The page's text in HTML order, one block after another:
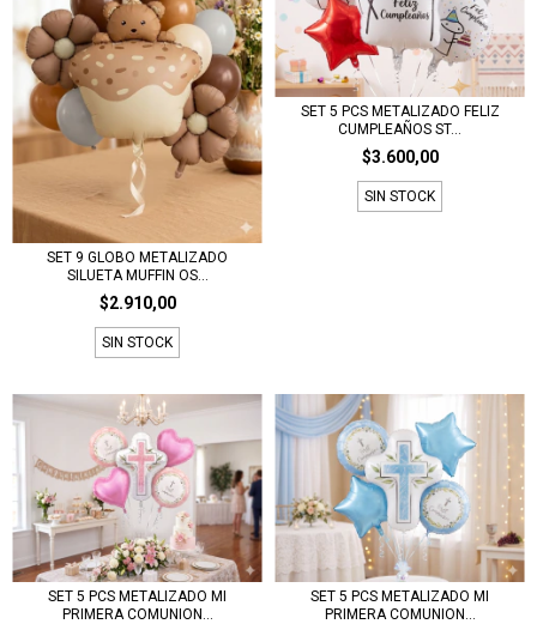
SET 9 GLOBO METALIZADO
SILUETA MUFFIN OS...
$2.910,00
SIN STOCK
SET 5 PCS METALIZADO FELIZ
CUMPLEAÑOS ST...
$3.600,00
SIN STOCK
SET 5 PCS METALIZADO MI
PRIMERA COMUNION...
SET 5 PCS METALIZADO MI
PRIMERA COMUNION...